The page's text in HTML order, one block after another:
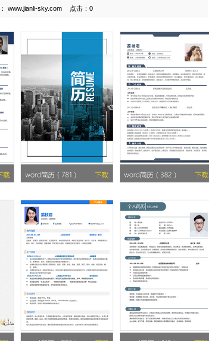
www.jianli-sky.com 点击：0